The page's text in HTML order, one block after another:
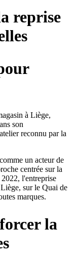
reprise
à Liège,
son
reconnu par la
un acteur de
centrée sur la
l'entreprise
sur le Quai de
marques.
la